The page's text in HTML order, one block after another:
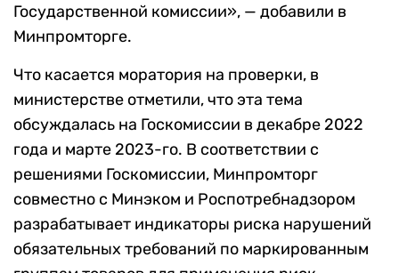
Государственной комиссии», — добавили в
Минпромторге.
Что касается моратория на проверки, в
министерстве отметили, что эта тема
обсуждалась на Госкомиссии в декабре 2022
года и марте 2023-го. В соответствии с
решениями Госкомиссии, Минпромторг
совместно с Минэком и Роспотребнадзором
разрабатывает индикаторы риска нарушений
обязательных требований по маркированным